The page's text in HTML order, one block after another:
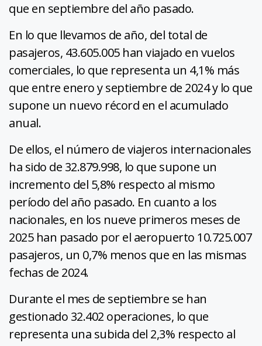
que en septiembre del año pasado.
En lo que llevamos de año, del total de
pasajeros, 43.605.005 han viajado en vuelos
comerciales, lo que representa un 4,1% más
que entre enero y septiembre de 2024 y lo que
supone un nuevo récord en el acumulado
anual.
De ellos, el número de viajeros internacionales
ha sido de 32.879.998, lo que supone un
incremento del 5,8% respecto al mismo
período del año pasado. En cuanto a los
nacionales, en los nueve primeros meses de
2025 han pasado por el aeropuerto 10.725.007
pasajeros, un 0,7% menos que en las mismas
fechas de 2024.
Durante el mes de septiembre se han
gestionado 32.402 operaciones, lo que
representa una subida del 2,3% respecto al